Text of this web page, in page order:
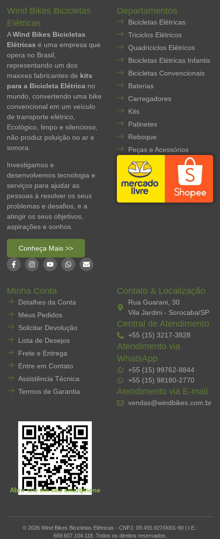
Wind Bikes Bicicletas
Elétricas
AWind Bikes Bicicletas
Elétricas é uma empresa que
opera no Brasil,
representando um dos
maiores fabricantes de kits
para a Bicicleta Elétrica no
mundo, convertendo uma bike
convencional em um veículo
de transporte elétrico,
Ecológico, limpo e silencioso,
não produz poluição no ar e
sonora.
Investigamos e
desenvolvemos tecnologia e
serviços para ajudar as
pessoas à resolver os seus
problemas e desafios, e a
atingir os seus objetivos,
aspirações e sonhos.
Conheça Mais >>
Departamentos
Bicicletas Elétricas
Triciclos Elétricos
Quadriciclos Elétricos
Bicicletas Elétricas Infantis
Bicicletas Convencionais
Baterias
Carregadores
Kits
Patinetes
Reboque
Peças e Acessórios
Minha Conta
Detalhes da Conta
Meus Pedidos
Solicitar Devolução
Lista de Desejos
Frete e Entrega
Entre em Contato
Assistência Técnica
Termos de Garantia
Abrir site em seu smartphone
Contato & Localização
Rua Guarani, 30
Vila Jardini - Sorocaba/SP
Central de Atendimento
+55 (15) 3217-3828
Atendimento via
WhatsApp
+55 (15) 99762-8844
+55 (15) 98180-2770
Atendimento via E-mail
vendas@windbikes.com.br
© 2026 Wind Bikes Bicicletas Elétricas - CNPJ: 09.455.927/0001-90 | I.E.:
669.607.104.118. Todos os direitos reservados.